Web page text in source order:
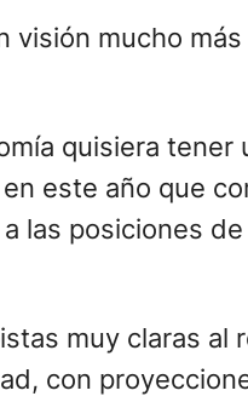
visión mucho
quisiera tener
este año que
las posiciones
muy claras al
con